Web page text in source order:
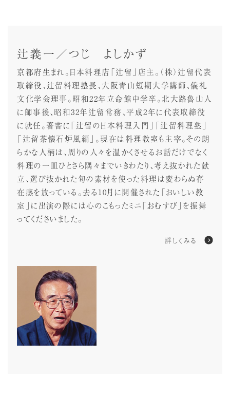
辻義一／つじ よしかず
京都府生まれ。日本料理店「辻留」店主。（株）辻留代表
取締役、辻留料理塾長、大阪青山短期大学講師、儀礼
文化学会理事。昭和22年立命館中学卒。北大路魯山人
に師事後、昭和32年辻留常務、平成2年に代表取締役
に就任。著書に「辻留の日本料理入門」「辻留料理塾」
「辻留茶懐石炉風編」。現在は料理教室も主宰。その朗
らかな人柄は、周りの人々を温かくさせるお話だけでなく
料理の一皿ひとさら隅々までいきわたり、考え抜かれた献
立、選び抜かれた旬の素材を使った料理は変わらぬ存
在感を放っている。去る10月に開催された「おいしい教
室」に出演の際には心のこもったミニ「おむすび」を振舞
ってくださいました。
詳しくみる